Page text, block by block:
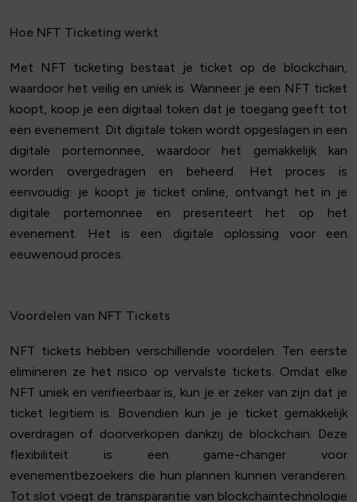
Hoe NFT Ticketing werkt
Met NFT ticketing bestaat je ticket op de blockchain,
waardoor het veilig en uniek is. Wanneer je een NFT ticket
koopt, koop je een digitaal token dat je toegang geeft tot
een evenement. Dit digitale token wordt opgeslagen in een
digitale portemonnee, waardoor het gemakkelijk kan
worden overgedragen en beheerd. Het proces is
eenvoudig: je koopt je ticket online, ontvangt het in je
digitale portemonnee en presenteert het op het
evenement. Het is een digitale oplossing voor een
eeuwenoud proces.
Voordelen van NFT Tickets
NFT tickets hebben verschillende voordelen. Ten eerste
elimineren ze het risico op vervalste tickets. Omdat elke
NFT uniek en verifieerbaar is, kun je er zeker van zijn dat je
ticket legitiem is. Bovendien kun je je ticket gemakkelijk
overdragen of doorverkopen dankzij de blockchain. Deze
flexibiliteit is een game-changer voor
evenementbezoekers die hun plannen kunnen veranderen.
Tot slot voegt de transparantie van blockchaintechnologie